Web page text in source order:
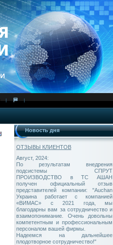
⛿
Новость дня
ОТЗЫВЫ КЛИЕНТОВ
Август, 2024:
По результатам внедрения
подсистемы СПPУТ
ПРОИЗВОДСТВО в ТС АШАН
получен официальный отзыв
представителей компании: "Auchan
Украина работает с компанией
«ВИМАС» с 2021 года, мы
благодарны вам за сотрудничество и
взаимопонимание. Очень довольны
компетентным и профессиональным
персоналом вашей фирмы.
Надеемся на дальнейшее
плодотворное сотрудничество!"